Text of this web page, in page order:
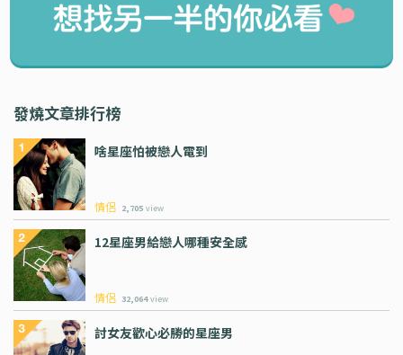
發燒文章排行榜
啥星座怕被戀人電到
情侶 2,705 view
12星座男給戀人哪種安全感
情侶 32,064 view
討女友歡心必勝的星座男